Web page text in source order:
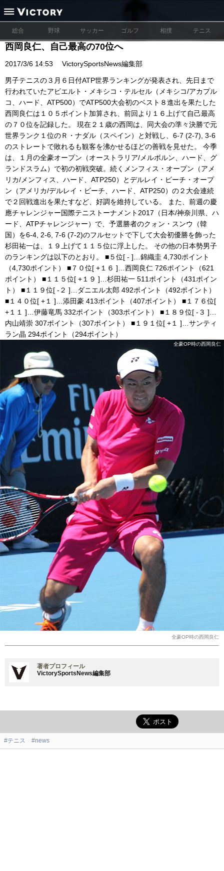
総合 野球 サッカー ゴルフ 相撲 テニス
西岡良仁、自己最高の70位へ
2017/3/6 14:53 VictorySportsNews編集部
男子テニスの３月６日付ATP世界ランキングが発表され、先日まで
行われていたアビエルト・メキシコ・テルセル（メキシコ/アカプル
コ、ハード、ATP500）でATP500大会初のベスト８進出を果たした
西岡良仁は１０５ポイント加算され、前回より１６上げて自己最高
の７０位を記録した。 現在２１歳の西岡は、同大会の準々決勝で元
世界ランク１位のＲ・ナダル（スペイン）と対戦し、6-7 (2-7), 3-6
のストレートで敗れるも観客を沸かせるほどの善戦を見せた。 今季
は、１月の全豪オープン（オーストラリア/メルボルン、ハード、グ
ランドスラム）で初の初戦突破。続くメンフィス・オープン（アメ
リカ/メンフィス、ハード、ATP250）とデルレイ・ビーチ・オープ
ン（アメリカ/デルレイ・ビーチ、ハード、ATP250）の２大会連続
で２回戦進出を果たすなど、好調を維持している。 また、前週の慶
應チャレンジャー国際テニストーナメント2017（日本/神奈川県、ハ
ード、ATPチャレンジャー）で、予選勝者のクォン・スンウ（韓
国）を6-4, 2-6, 7-6 (7-2)のフルセットで下して大会初優勝を飾った
杉田祐一は、１９上げて１１５位に浮上した。 その他の日本勢男子
のランキングは以下のとおり。 ■５位[ - ]…錦織圭 4,730ポイント
（4,730ポイント） ■７０位[ +１６ ]…西岡良仁 726ポイント（621
ポイント） ■１１５位[ +１９ ]…杉田祐一 511ポイント（431ポイン
ト） ■１１９位[ -２ ]…ダニエル太郎 492ポイント（492ポイント）
■１４０位[ +１ ]…添田豪 413ポイント（407ポイント） ■１７６位[
+１１ ]…伊藤竜馬 332ポイント（303ポイント） ■１８９位[ -３ ]…
内山靖崇 307ポイント（307ポイント） ■１９１位[ +１ ]…サンティ
ラン晶 294ポイント（294ポイント）
全豪OP時の西岡良仁
全豪OP時の西岡良仁
著者プロフィール
VictorySportsNews編集部
#テニス #news